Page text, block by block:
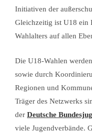
Initiativen der
Gleichzeitig ist U18 ein
Wahlalters auf allen
Die U18-Wahlen
sowie durch
Regionen und
Träger des Netzwerks
der Deutsche
viele Jugendverbände.